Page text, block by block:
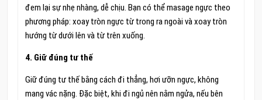
đem lại sự nhẹ nhàng, dễ chịu. Bạn có thể masage ngực theo
phương pháp: xoay tròn ngực từ trong ra ngoài và xoay tròn
hướng từ dưới lên và từ trên xuống.
4. Giữ đúng tư thế
Giữ đúng tư thế bằng cách đi thẳng, hơi ưỡn ngực, không
mang vác nặng. Đặc biệt, khi đi ngủ nên nằm ngửa, nếu bên